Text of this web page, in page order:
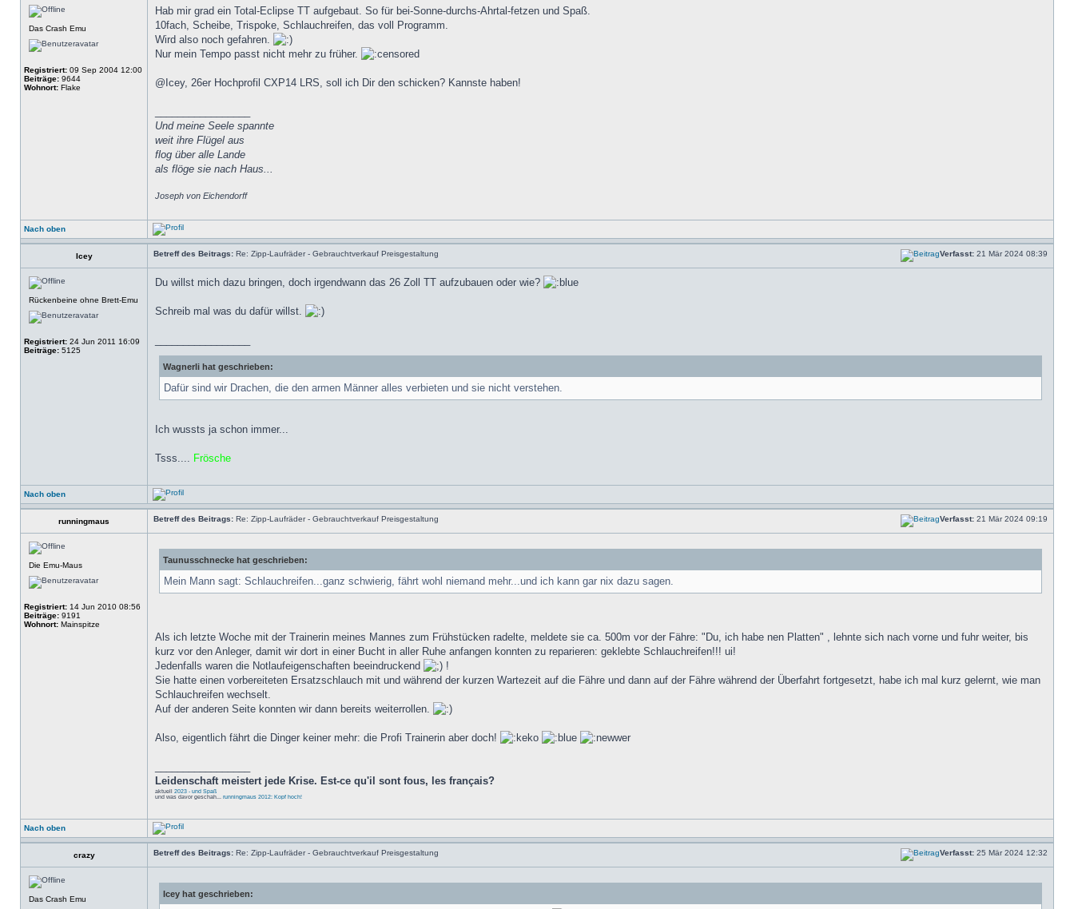
Das Crash Emu
Registriert: 09 Sep 2004 12:00
Beiträge: 9644
Wohnort: Flake
Hab mir grad ein Total-Eclipse TT aufgebaut. So für bei-Sonne-durchs-Ahrtal-fetzen und Spaß.
10fach, Scheibe, Trispoke, Schlauchreifen, das voll Programm.
Wird also noch gefahren.
Nur mein Tempo passt nicht mehr zu früher.
@Icey, 26er Hochprofil CXP14 LRS, soll ich Dir den schicken? Kannste haben!
Und meine Seele spannte
weit ihre Flügel aus
flog über alle Lande
als flöge sie nach Haus...
Joseph von Eichendorff
Nach oben
Icey Betreff des Beitrags: Re: Zipp-Laufräder - Gebrauchtverkauf Preisgestaltung Verfasst: 21 Mär 2024 08:39
Rückenbeine ohne Brett-Emu
Registriert: 24 Jun 2011 16:09
Beiträge: 5125
Du willst mich dazu bringen, doch irgendwann das 26 Zoll TT aufzubauen oder wie?
Schreib mal was du dafür willst.
Wagnerli hat geschrieben:
Dafür sind wir Drachen, die den armen Männer alles verbieten und sie nicht verstehen.
Ich wussts ja schon immer...
Tsss.... Frösche
Nach oben
runningmaus Betreff des Beitrags: Re: Zipp-Laufräder - Gebrauchtverkauf Preisgestaltung Verfasst: 21 Mär 2024 09:19
Die Emu-Maus
Registriert: 14 Jun 2010 08:56
Beiträge: 9191
Wohnort: Mainspitze
Taunusschnecke hat geschrieben:
Mein Mann sagt: Schlauchreifen...ganz schwierig, fährt wohl niemand mehr...und ich kann gar nix dazu sagen.
Als ich letzte Woche mit der Trainerin meines Mannes zum Frühstücken radelte, meldete sie ca. 500m vor der Fähre: "Du, ich habe nen Platten" , lehnte sich nach vorne und fuhr weiter, bis
kurz vor den Anleger, damit wir dort in einer Bucht in aller Ruhe anfangen konnten zu reparieren: geklebte Schlauchreifen!!! ui!
Jedenfalls waren die Notlaufeigenschaften beeindruckend
!
Sie hatte einen vorbereiteten Ersatzschlauch mit und während der kurzen Wartezeit auf die Fähre und dann auf der Fähre während der Überfahrt fortgesetzt, habe ich mal kurz gelernt, wie man
Schlauchreifen wechselt.
Auf der anderen Seite konnten wir dann bereits weiterrollen.
Also, eigentlich fährt die Dinger keiner mehr: die Profi Trainerin aber doch!
Leidenschaft meistert jede Krise. Est-ce qu'il sont fous, les français?
aktuell 2023 - und Spaß
und was davor geschah... runningmaus 2012: Kopf hoch!
Nach oben
crazy Betreff des Beitrags: Re: Zipp-Laufräder - Gebrauchtverkauf Preisgestaltung Verfasst: 25 Mär 2024 12:32
Das Crash Emu
Icey hat geschrieben: